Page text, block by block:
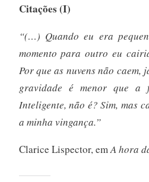
Citações (I)
“(…) Quando eu era
momento para outro eu
Por que as nuvens não caem,
gravidade é menor que a
Inteligente, não é? Sim, mas
a minha vingança.”
Clarice Lispector, emA hora